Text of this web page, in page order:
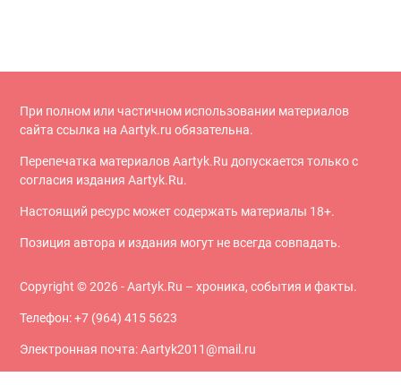
При полном или частичном использовании материалов
сайта ссылка на Aartyk.ru oбязательна.
Перепечатка материалов Aartyk.Ru допускается только с
согласия издания Aartyk.Ru.
Настоящий ресурс может содержать материалы 18+.
Позиция автора и издания могут не всегда совпадать.
Copyright © 2026 - Aartyk.Ru – хроника, события и факты.
Телефон: +7 (964) 415 5623
Электронная почта: Aartyk2011@mail.ru